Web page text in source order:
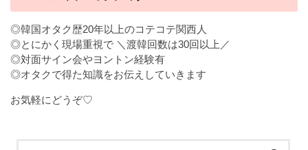
◎韓国オタク歴20年以上のコテコテ関西人
◎とにかく現場重視で ＼渡韓回数は30回以上／
◎対面サイン会やヨントン経験有
◎オタクで得た知識をお伝えしていきます
お気軽にどうぞ♡